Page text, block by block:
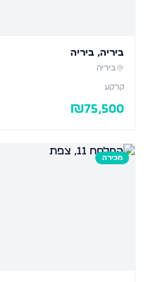
ביריה, ביריה
ביריה
קרקע
₪75,500
מכירה